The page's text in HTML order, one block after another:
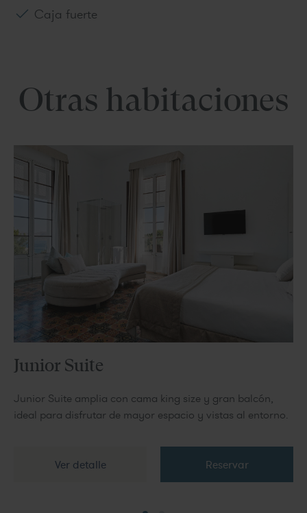
Caja fuerte
Otras habitaciones
Junior Suite
Junior Suite amplia con cama king size y gran balcón,
ideal para disfrutar de mayor espacio y vistas al entorno.
Ver detalle Reservar